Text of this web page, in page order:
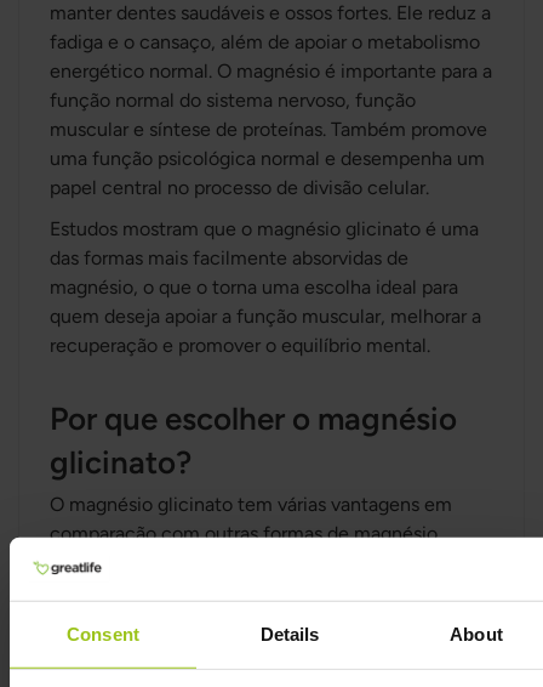
Consent Details About
manter dentes saudáveis e ossos fortes. Ele reduz a
fadiga e o cansaço, além de apoiar o metabolismo
energético normal. O magnésio é importante para a
função normal do sistema nervoso, função
muscular e síntese de proteínas. Também promove
uma função psicológica normal e desempenha um
papel central no processo de divisão celular.
Estudos mostram que o magnésio glicinato é uma
das formas mais facilmente absorvidas de
magnésio, o que o torna uma escolha ideal para
quem deseja apoiar a função muscular, melhorar a
recuperação e promover o equilíbrio mental.
Por que escolher o magnésio
glicinato?
O magnésio glicinato tem várias vantagens em
comparação com outras formas de magnésio,
como o magnésio óxido, magnésio citrato,
Melhor absorção